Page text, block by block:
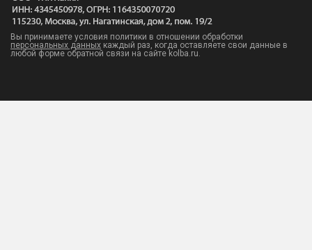
Вы принимаете условия политики в отношении обработки
персональных данных каждый раз, когда оставляете свои данные в
любой форме обратной связи на сайте kolba.ru.